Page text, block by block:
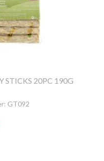
STICKS 20PC 190G
GT092